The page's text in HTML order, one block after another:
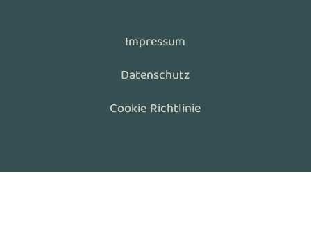
Impressum
Datenschutz
Cookie Richtlinie